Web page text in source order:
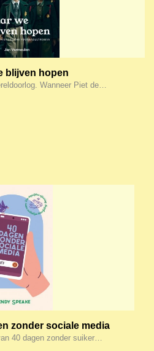
blijven hopen
Wanneer Piet de…
zonder sociale media
40 dagen zonder suiker…